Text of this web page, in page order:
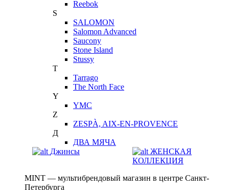
Reebok
S
SALOMON
Salomon Advanced
Saucony
Stone Island
Stussy
T
Tarrago
The North Face
Y
YMC
Z
ZESPÀ, AIX-EN-PROVENCE
Д
ДВА МЯЧА
Джинсы
ЖЕНСКАЯ
КОЛЛЕКЦИЯ
MINT — мультибрендовый магазин в центре Санкт-
Петербурга